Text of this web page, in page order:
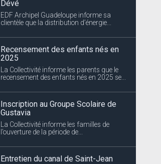
Dévé
EDF Archipel Guadeloupe informe sa
clientèle que la distribution d’énergie...
Recensement des enfants nés en
2025
La Collectivité informe les parents que le
recensement des enfants nés en 2025 se...
Inscription au Groupe Scolaire de
Gustavia
La Collectivité informe les familles de
l’ouverture de la période de...
Entretien du canal de Saint-Jean